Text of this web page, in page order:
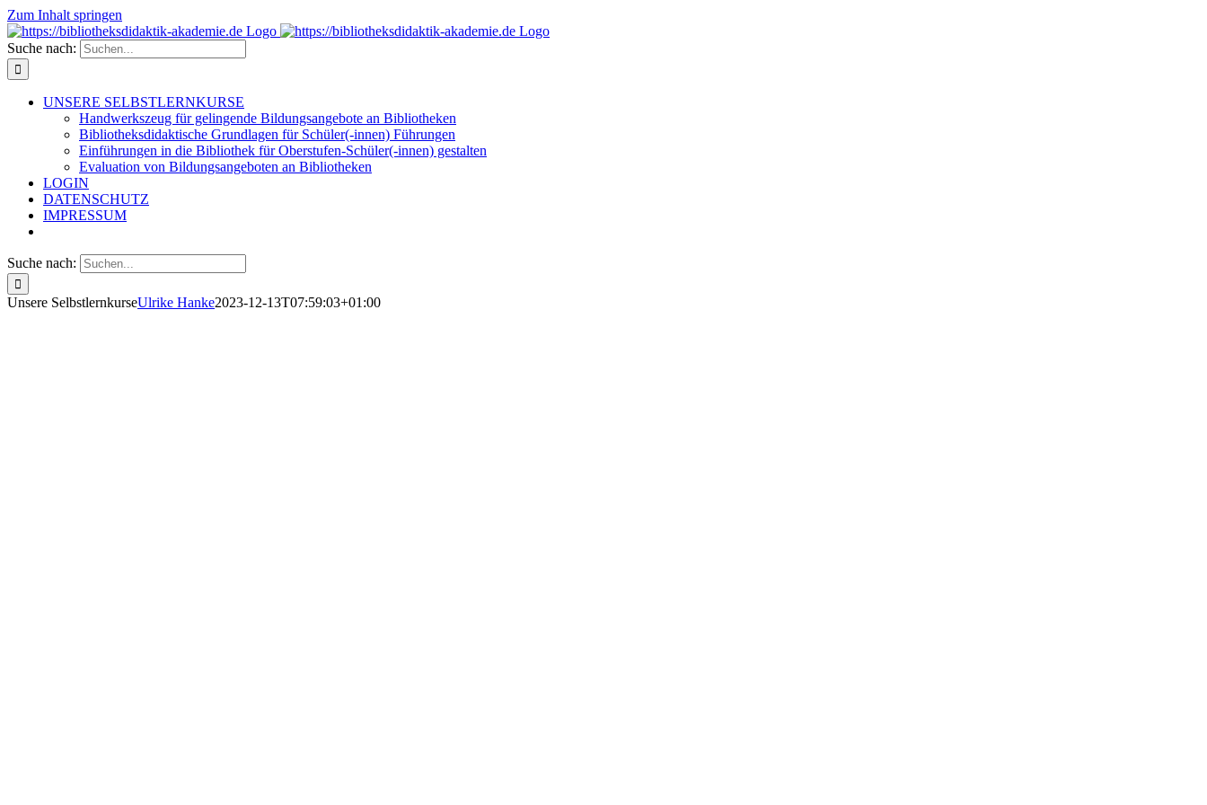
Zum Inhalt springen
Suche nach:
UNSERE SELBSTLERNKURSE
Handwerkszeug für gelingende Bildungsangebote an Bibliotheken
Bibliotheksdidaktische Grundlagen für Schüler(-innen) Führungen
Einführungen in die Bibliothek für Oberstufen-Schüler(-innen) gestalten
Evaluation von Bildungsangeboten an Bibliotheken
LOGIN
DATENSCHUTZ
IMPRESSUM
Suche nach:
Unsere SelbstlernkurseUlrike Hanke2023-12-13T07:59:03+01:00